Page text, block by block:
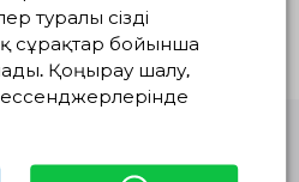
туралы сізді
сұрақтар бойынша
Қоңырау шалу,